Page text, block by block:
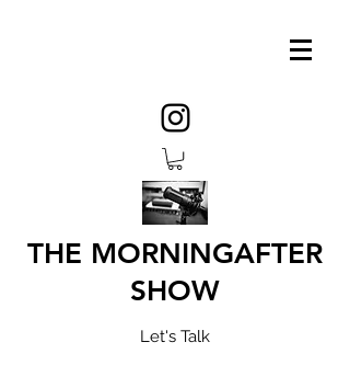
THE MORNINGAFTER
SHOW
Let's Talk